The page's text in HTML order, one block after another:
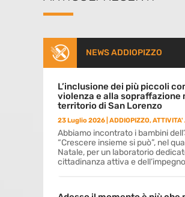
NEWS ADDIOPIZZO
L’inclusione dei più piccoli
violenza e alla sopraffazione
territorio di San Lorenzo
23 Luglio 2026 ADDIOPIZZO,ATTIVITA'
Abbiamo incontrato i bambini
“Crescere insieme si può”, nel
Natale, per un laboratorio
cittadinanza attiva e